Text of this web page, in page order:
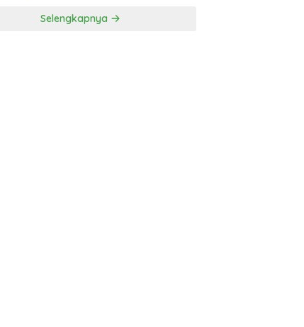
Selengkapnya